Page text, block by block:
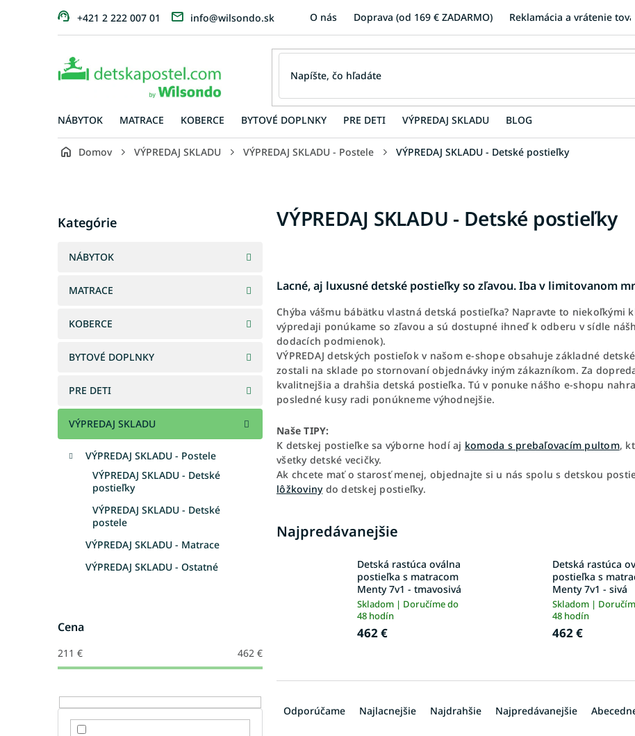
+421 2 222 007 01 info@wilsondo.sk O nás Doprava (od 169 € ZADARMO) Reklamácia a vrátenie
NÁBYTOK MATRACE KOBERCE BYTOVÉ DOPLNKY PRE DETI VÝPREDAJ SKLADU BLOG
Domov VÝPREDAJ SKLADU VÝPREDAJ SKLADU - Postele VÝPREDAJ SKLADU - Detské postieľky
n
ý
kategórie
Kategórie
NÁBYTOK
MATRACE
KOBERCE
BYTOVÉ DOPLNKY
PRE DETI
VÝPREDAJ SKLADU
VÝPREDAJ SKLADU - Postele
VÝPREDAJ SKLADU - Detské
postieľky
VÝPREDAJ SKLADU - Detské
postele
VÝPREDAJ SKLADU - Matrace
VÝPREDAJ SKLADU - Ostatné
Cena
211 € 462 €
VÝPREDAJ SKLADU - Detské postieľky
Lacné, aj luxusné detské postieľky so zľavou. Iba v limitovanom
Chýba vášmu bábätku vlastná detská postieľka? Napravte to niekoľkými
výpredaji ponúkame so zľavou a sú dostupné ihneď k odberu v sídle
dodacích podmienok).
VÝPREDAJ detských postieľok v našom e-shope obsahuje základné
zostali na sklade po stornovaní objednávky iným zákazníkom. Za
kvalitnejšia a drahšia detská postieľka. Tú v ponuke nášho e-shopu
posledné kusy radi ponúkneme výhodnejšie.
Naše TIPY:
K detskej postieľke sa výborne hodí aj komoda s prebaľovacím pultom,
všetky detské vecičky.
Ak chcete mať o starosť menej, objednajte si u nás spolu s detskou
lôžkovinydo detskej postieľky.
Najpredávanejšie
Detská rastúca oválna
postieľka s matracom
Menty 7v1 - tmavosivá
Skladom | Doručíme do
48 hodín
462 €
Detská rastúca
postieľka s
Menty 7v1 - sivá
Skladom |
48 hodín
462 €
aOdporúčame Najlacnejšie Najdrahšie Najpredávanejšie